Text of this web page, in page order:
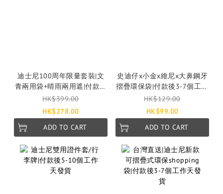
迪士尼100周年限量套裝|文
青兩用袋+晴雨兩用遮|付款後
3-7個工作天發貨
HK$399.00
HK$278.00
ADD TO CART
史迪仔x小金x維尼x大鼻鋼牙
摺疊環保袋|付款後3-7個工作
天發貨
HK$129.00
HK$99.00
ADD TO CART